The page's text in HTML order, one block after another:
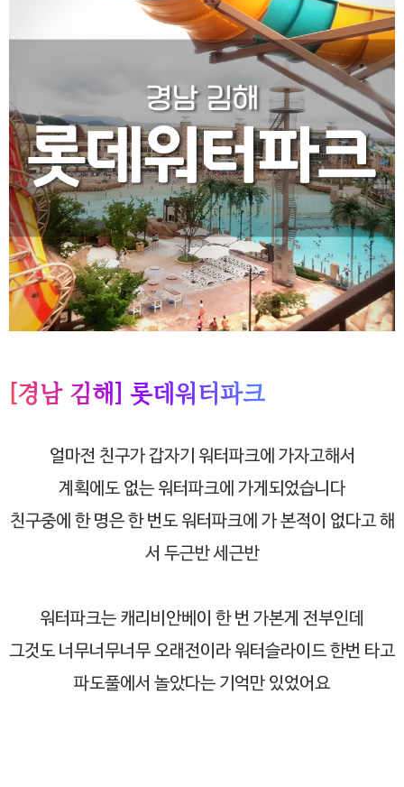
[경남 김해] 롯데워터파크
얼마전 친구가 갑자기 워터파크에 가자고해서
계획에도 없는 워터파크에 가게되었습니다
친구중에 한 명은 한 번도 워터파크에 가 본적이 없다고 해
서 두근반 세근반
워터파크는 캐리비안베이 한 번 가본게 전부인데
그것도 너무너무너무 오래전이라 워터슬라이드 한번 타고
파도풀에서 놀았다는 기억만 있었어요